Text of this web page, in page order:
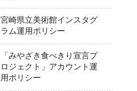
宮崎県立美術館インスタグ
ラム運用ポリシー
「みやざき食べきり宣言プ
ロジェクト」アカウント運
用ポリシー